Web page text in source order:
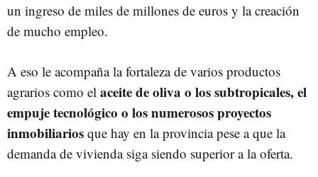
un ingreso de miles de millones de euros y la creación
de mucho empleo.
A eso le acompaña la fortaleza de varios productos
agrarios como el aceite de oliva o los subtropicales, el
empuje tecnológico o los numerosos proyectos
inmobiliarios que hay en la provincia pese a que la
demanda de vivienda siga siendo superior a la oferta.